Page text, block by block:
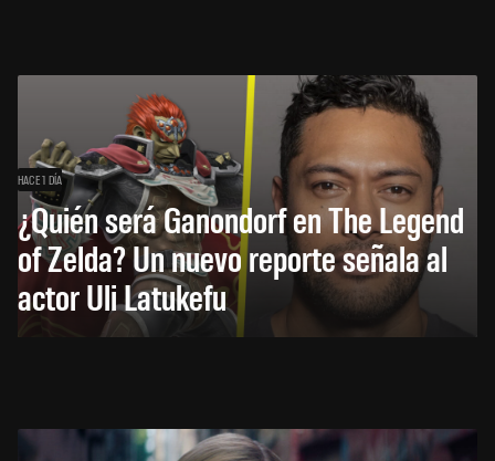
HACE 1 DÍA
¿Quién será Ganondorf en The Legend
of Zelda? Un nuevo reporte señala al
actor Uli Latukefu